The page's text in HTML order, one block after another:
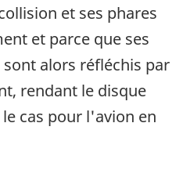
et ses phares
et parce que ses
alors réfléchis par
rendant le disque
cas pour l'avion en